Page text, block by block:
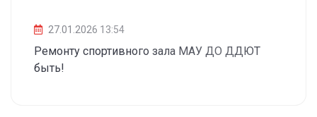
27.01.2026 13:54
Ремонту спортивного зала МАУ ДО ДДЮТ
быть!